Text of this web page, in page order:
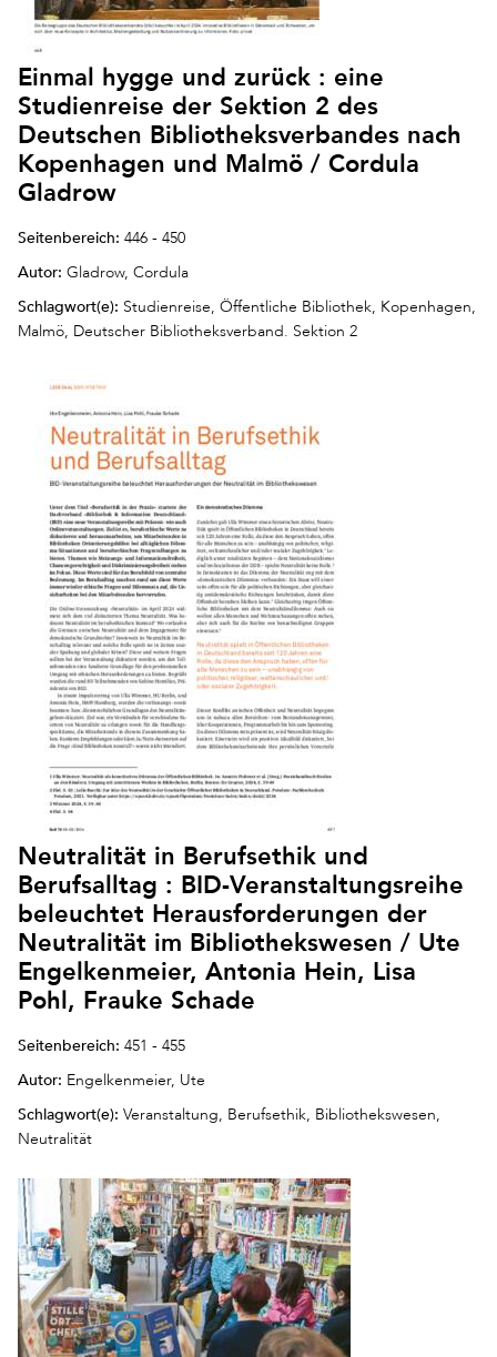
Einmal hygge und zurück : eine
Studienreise der Sektion 2 des
Deutschen Bibliotheksverbandes nach
Kopenhagen und Malmö / Cordula
Gladrow
Seitenbereich: 446 - 450
Autor: Gladrow, Cordula
Schlagwort(e): Studienreise, Öffentliche Bibliothek, Kopenhagen,
Malmö, Deutscher Bibliotheksverband. Sektion 2
Neutralität in Berufsethik und
Berufsalltag : BID-Veranstaltungsreihe
beleuchtet Herausforderungen der
Neutralität im Bibliothekswesen / Ute
Engelkenmeier, Antonia Hein, Lisa
Pohl, Frauke Schade
Seitenbereich: 451 - 455
Autor: Engelkenmeier, Ute
Schlagwort(e): Veranstaltung, Berufsethik, Bibliothekswesen,
Neutralität